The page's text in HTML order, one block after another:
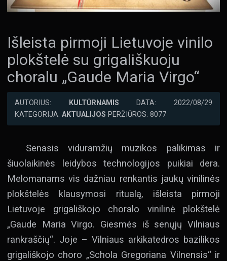
Išleista pirmoji Lietuvoje vinilo
plokštelė su grigališkuoju
choralu „Gaude Maria Virgo“
AUTORIUS: KULTŪRNAMIS DATA: 2022/08/29
KATEGORIJA: AKTUALIJOS PERŽIŪROS: 8077
Senasis viduramžių muzikos palikimas ir
šiuolaikinės leidybos technologijos puikiai dera.
Melomanams vis dažniau renkantis jaukų vinilinės
plokštelės klausymosi ritualą, išleista pirmoji
Lietuvoje grigališkojo choralo vinilinė plokštelė
„Gaude Maria Virgo. Giesmės iš senųjų Vilniaus
rankraščių“. Joje – Vilniaus arkikatedros bazilikos
grigališkojo choro „Schola Gregoriana Vilnensis“ ir